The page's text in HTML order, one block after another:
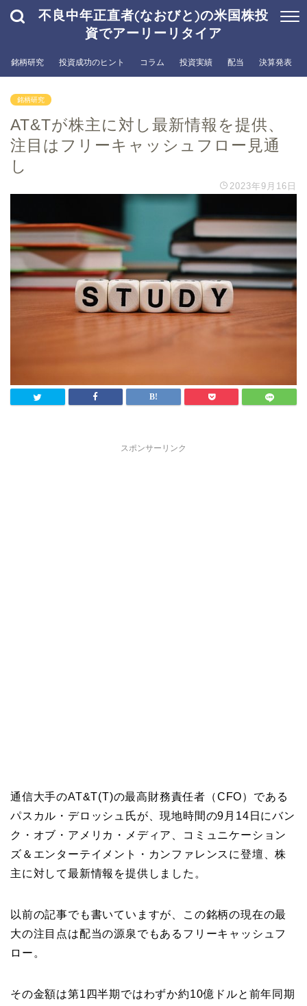
不良中年正直者(なおびと)の米国株投
資でアーリーリタイア
銘柄研究 投資成功のヒント コラム 投資実績 配当 決算発表
銘柄研究
AT&Tが株主に対し最新情報を提供、
注目はフリーキャッシュフロー見通
し
2023年9月16日
スポンサーリンク
通信大手のAT&T(T)の最高財務責任者（CFO）である
パスカル・デロッシュ氏が、現地時間の9月14日にバン
ク・オブ・アメリカ・メディア、コミュニケーション
ズ＆エンターテイメント・カンファレンスに登壇、株
主に対して最新情報を提供しました。
以前の記事でも書いていますが、この銘柄の現在の最
大の注目点は配当の源泉でもあるフリーキャッシュフ
ロー。
その金額は第1四半期ではわずか約10億ドルと前年同期